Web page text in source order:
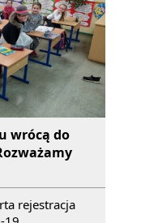
wrócą do
rejestracja